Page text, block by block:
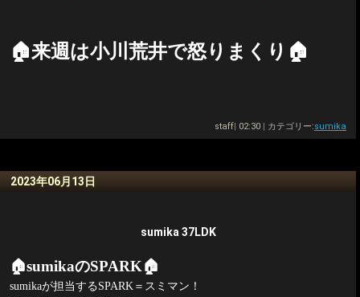
🏠来週は小川荒井で怒りまくり 🏠
staff 02:30 カテゴリー:sumika
2023年06月13日
sumika 37LDK
🏠sumikaのSPARK🏠
sumikaが担当する SPARK ＝スミマン！